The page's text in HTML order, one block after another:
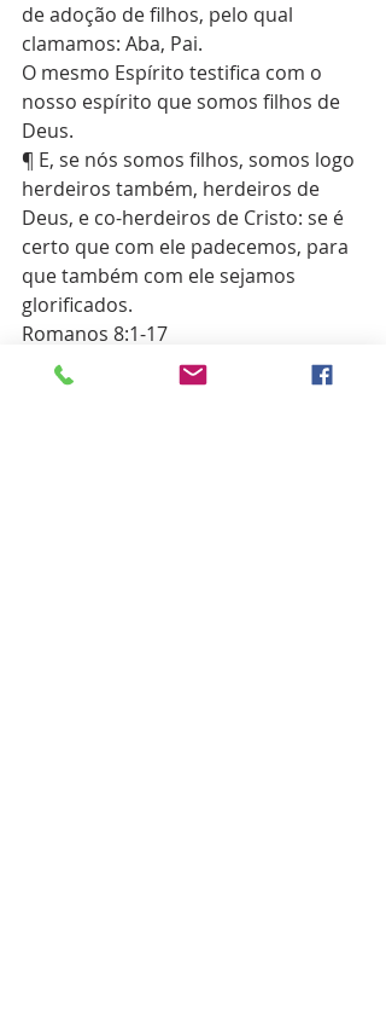
de adoção de filhos, pelo qual
clamamos: Aba, Pai.
O mesmo Espírito testifica com o
nosso espírito que somos filhos de
Deus.
¶ E, se nós somos filhos, somos logo
herdeiros também, herdeiros de
Deus, e co-herdeiros de Cristo: se é
certo que com ele padecemos, para
que também com ele sejamos
glorificados.
Romanos 8:1-17
Versículos Bíblicos